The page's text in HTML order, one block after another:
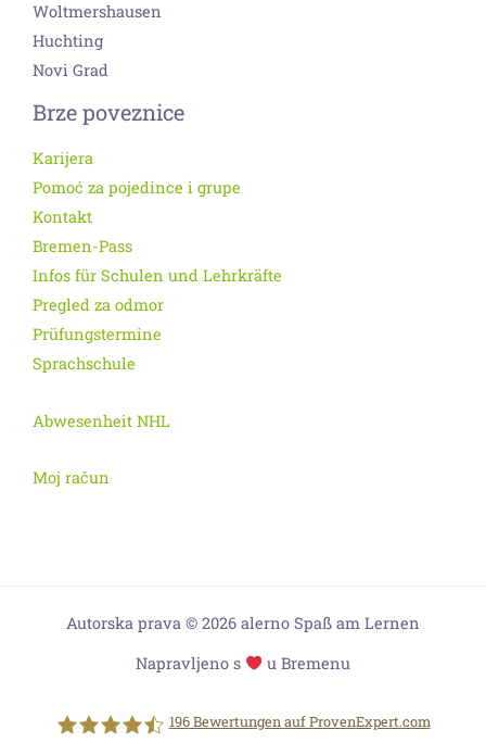
Woltmershausen
Huchting
Novi Grad
Brze poveznice
Karijera
Pomoć za pojedince i grupe
Kontakt
Bremen-Pass
Infos für Schulen und Lehrkräfte
Pregled za odmor
Prüfungstermine
Sprachschule
Abwesenheit NHL
Moj račun
Autorska prava © 2026 alerno Spaß am Lernen
Napravljeno s
u Bremenu
196Bewertungen auf ProvenExpert.com